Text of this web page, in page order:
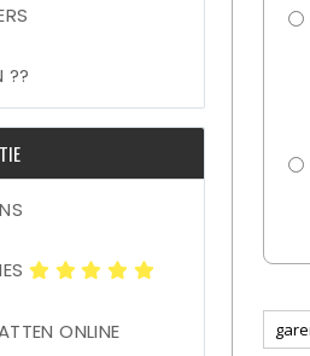
??
ONLINE